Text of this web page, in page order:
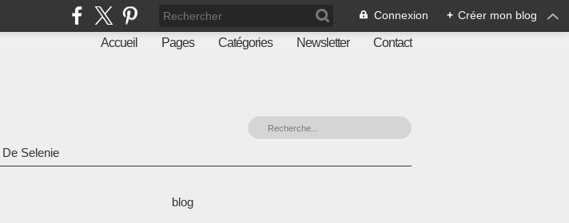
Connexion + Créer mon blog
Accueil Pages Catégories Newsletter Contact
Selenie
blog